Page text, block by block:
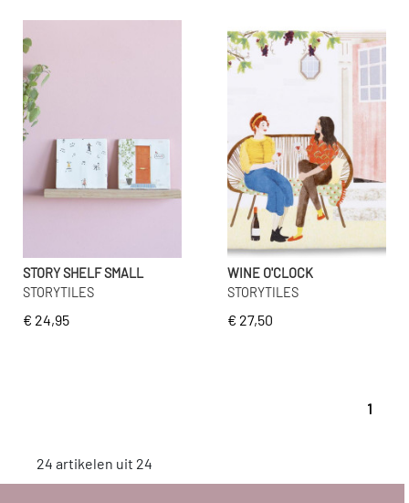
STORY SHELF SMALL
STORYTILES
€ 24,95
WINE O'CLOCK
STORYTILES
€ 27,50
1
24 artikelen uit 24